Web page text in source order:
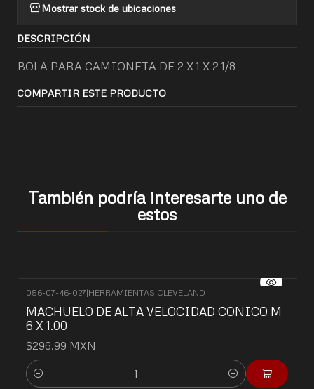
Mostrar stock de ubicaciones
DESCRIPCIÓN
BOLA PARA CAMIONETA DE 2 X 1 X 2 1/8
COMPARTIR ESTE PRODUCTO
También podría interesarte uno de
estos
056-07-46-027|HERRAMIENTAS CLEVELAND
MACHUELO DE ALTA VELOCIDAD CONICO M
6 X 1.00
$296.99 MXN
Cantidad